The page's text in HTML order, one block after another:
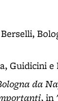
Guidicini e
da
, in